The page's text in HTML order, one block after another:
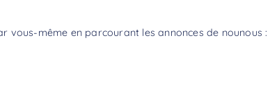
vous-même en parcourant les annonces de nounous :